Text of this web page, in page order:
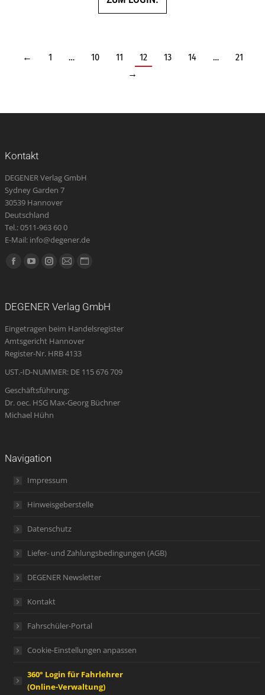
← 1 … 10 11 12 13 14 …
21
→
Kontakt
DEGENER Verlag GmbH
Sydney Garden 7
30539 Hannover
Deutschland
Tel.: 0511-963 60 0
E-Mail: info@degener.de
Finden Sie uns auf:
Facebook
new
window
YouTube
new
window
Instagram
new
window
E-
opens
in
new
Website
new
DEGENER Verlag GmbH
Eingetragen beim Handelsregister
Amtsgericht Hannover
Register-Nr. HRB 4133
UST.-ID-NUMMER: DE 115 676 709
Geschäftsführung:
Dr. oec. HSG Max-Georg Büchner
Michael Hühn
Navigation
Impressum
Hinweisgeberstelle
Datenschutz
Liefer- und Zahlungsbedingungen (AGB)
DEGENER Newsletter
Kontakt
Fahrschüler-Portal
Cookie-Einstellungen anpassen
360° Login für Fahrlehrer
(Online-Verwaltung)